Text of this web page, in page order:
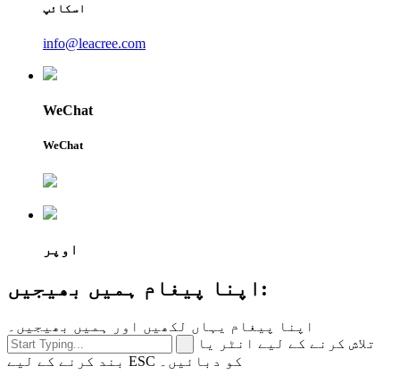
اسکائپ
info@leacree.com
WeChat
WeChat
اوپر
اپنا پیغام ہمیں بھیجیں:
اپنا پیغام یہاں لکھیں اور ہمیں بھیجیں۔
تلاش کرنے کے لیے انٹر یا
بند کرنے کے لیے ESC کو دبائیں۔